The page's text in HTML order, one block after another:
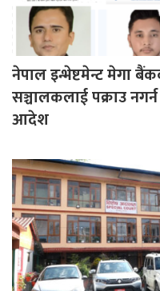
नेपाल इन्भेष्टमेन्ट मेगा
सञ्चालकलाई पक्राउ
आदेश